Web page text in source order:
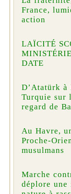
France,
action
LAÏCITÉ
DATE
D’Atatürk à
Turquie sur
regard de
Au Havre,
Proche-
musulmans
Marche
déplore une